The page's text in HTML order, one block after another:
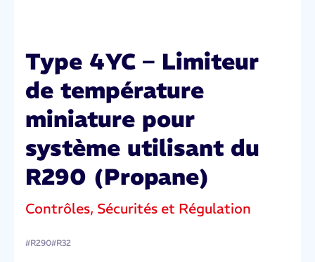
Type 4YC – Limiteur
de température
miniature pour
système utilisant du
R290 (Propane)
Contrôles, Sécurités et Régulation
#R290#R32